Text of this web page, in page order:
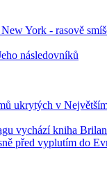
York - rasově
následovníků
ukrytých v
vychází kniha
před vyplutím do